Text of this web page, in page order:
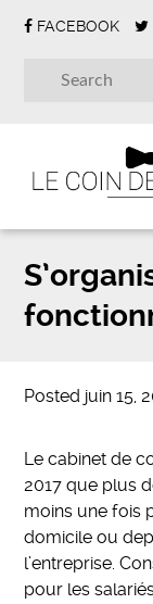
FACEBOOK
Posted juin 15,
Le cabinet de
2017 que plus
moins une fois
domicile ou
l’entreprise.
pour les